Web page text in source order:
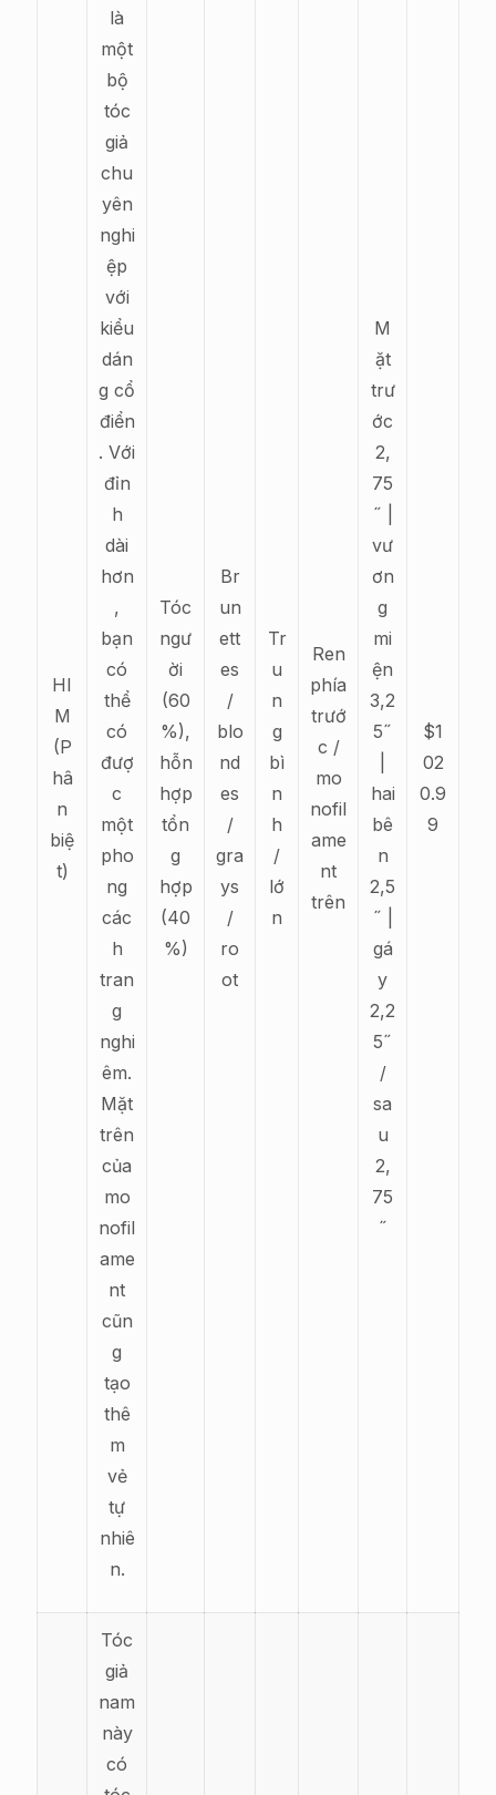
HI
M
(P
hâ
n
biệ
t)
là
một
bộ
tóc
giả
chu
yên
nghi
ệp
với
kiểu
dán
g cổ
điển
. Với
đỉn
h
dài
hơn
,
bạn
có
thể
có
đượ
c
một
pho
ng
các
h
tran
g
nghi
êm.
Mặt
trên
của
mo
nofil
ame
nt
cũn
g
tạo
thê
m
vẻ
tự
nhiê
n.
Tóc
ngư
ời
(60
%),
hỗn
hợp
tổn
g
hợp
(40
%)
Br
un
ett
es
/
blo
nd
es
/
gra
ys
/
ro
ot
Tr
u
n
g
bì
n
h
/
lớ
n
Ren
phía
trướ
c /
mo
nofil
ame
nt
trên
M
ặt
trư
ớc
2,
75
˝ |
vư
ơn
g
mi
ện
3,2
5˝
hai
bê
n
2,5
˝ |
gá
y
2,2
5˝
/
sa
u
2,
75
˝
$1
02
0.9
9
Tóc
giả
nam
này
có